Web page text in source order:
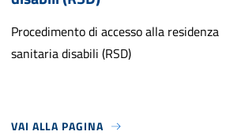
Procedimento di accesso alla residenza
sanitaria disabili (RSD)
VAI ALLA PAGINA